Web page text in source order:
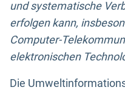
und systematische
erfolgen kann,
Computer-
elektronischen
Die